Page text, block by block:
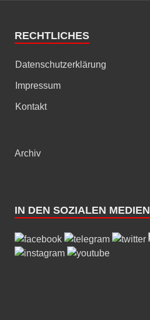
RECHTLICHES
Datenschutzerklärung
Impressum
Kontakt
Archiv
IN DEN SOZIALEN MEDIEN